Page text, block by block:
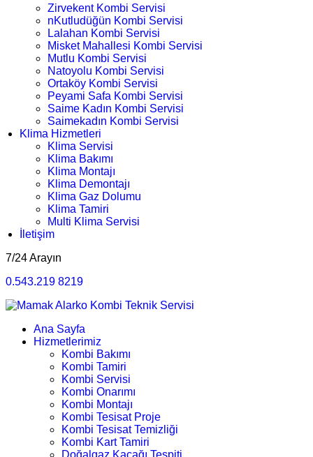
Zirvekent Kombi Servisi
nKutludüğün Kombi Servisi
Lalahan Kombi Servisi
Misket Mahallesi Kombi Servisi
Mutlu Kombi Servisi
Natoyolu Kombi Servisi
Ortaköy Kombi Servisi
Peyami Safa Kombi Servisi
Saime Kadın Kombi Servisi
Saimekadın Kombi Servisi
Klima Hizmetleri
Klima Servisi
Klima Bakımı
Klima Montajı
Klima Demontajı
Klima Gaz Dolumu
Klima Tamiri
Multi Klima Servisi
İletişim
7/24 Arayın
0.543.219 8219
Ana Sayfa
Hizmetlerimiz
Kombi Bakımı
Kombi Tamiri
Kombi Servisi
Kombi Onarımı
Kombi Montajı
Kombi Tesisat Proje
Kombi Tesisat Temizliği
Kombi Kart Tamiri
Doğalgaz Kaçağı Tespiti